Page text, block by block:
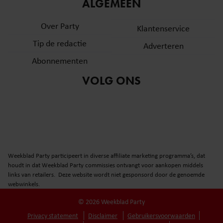
partners kunnen deze gegevens combineren met andere
verzameld op basis van uw gebruik van hun services. U
gaat akkoord met onze cookies als u onze website blijft
ALGEMEEN
Over Party
Tip de redactie
Abonnementen
Klantenservice
Adverteren
VOLG ONS
Weekblad Party participeert in diverse affiliate marketing programma’s, dat
houdt in dat Weekblad Party commissies ontvangt voor aankopen middels
links van retailers. Deze website wordt niet gesponsord door de genoemde
webwinkels.
© 2026 Weekblad Party
Privacy statement
Disclaimer
Gebruikersvoorwaarden